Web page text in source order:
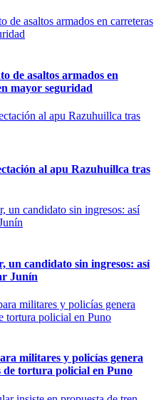
de asaltos armados en
mayor seguridad
al apu Razuhuillca tras
un candidato sin ingresos: así
Junín
militares y policías genera
de tortura policial en Puno